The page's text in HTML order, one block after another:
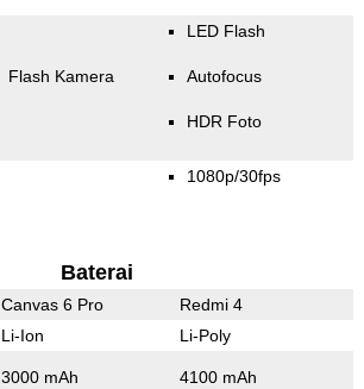
Flash Kamera
LED Flash
Autofocus
HDR Foto
1080p/30fps
Baterai
Canvas 6 Pro Redmi 4
Li-Ion Li-Poly
3000 mAh 4100 mAh